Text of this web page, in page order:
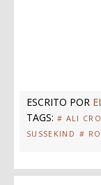
ESCRITO POR
TAGS: # ALI
SUSSEKIND #